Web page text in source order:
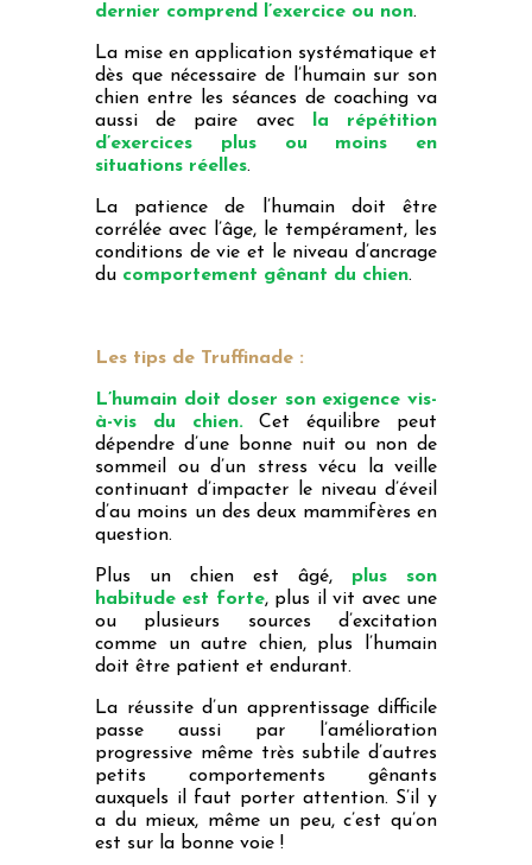
dernier comprend l’exercice ou non.
La mise en application systématique et
dès que nécessaire de l’humain sur son
chien entre les séances de coaching va
aussi de paire avec
la répétition
d’exercices plus ou moins en
situations réelles.
La patience de l’humain doit être
corrélée avec l’âge, le tempérament, les
conditions de vie et le niveau d’ancrage
du comportement gênant du chien.
Les tips de Truffinade :
L’humain doit doser son exigence vis-
à-vis du chien.Cet équilibre peut
dépendre d’une bonne nuit ou non de
sommeil ou d’un stress vécu la veille
continuant d’impacter le niveau d’éveil
d’au moins un des deux mammifères en
question.
Plus un chien est âgé, plus son
habitude est forte, plus il vit avec une
ou plusieurs sources d’excitation
comme un autre chien, plus l’humain
doit être patient et endurant.
La réussite d’un apprentissage difficile
passe aussi par l’amélioration
progressive même très subtile d’autres
petits comportements gênants
auxquels il faut porter attention. S’il y
a du mieux, même un peu, c’est qu’on
est sur la bonne voie !